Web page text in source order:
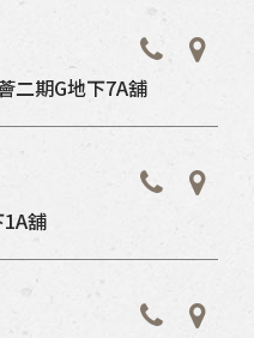
二期G地下7A舖
舖